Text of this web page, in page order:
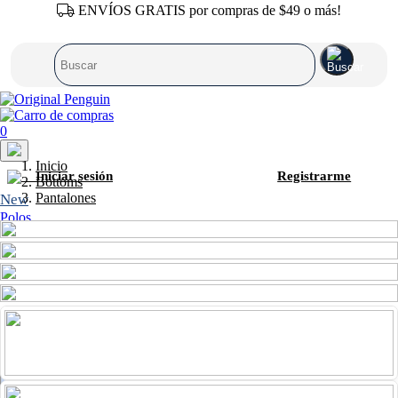
ENVÍOS GRATIS por compras de $49 o más!
0
Iniciar sesión Registrarme
New
Polos
Camisas
T-Shirts
Sweaters
Pantalones
Shorts
Calzonetas
Zapatos
Inicio
Bottoms
Pantalones